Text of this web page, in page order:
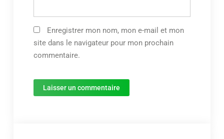
Enregistrer mon nom, mon e-mail et mon
site dans le navigateur pour mon prochain
commentaire.